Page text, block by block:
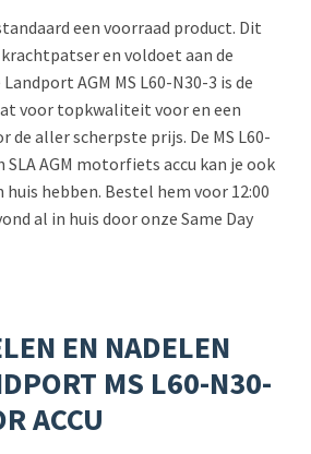
een voorraad product. Dit
en voldoet aan de
AGM MS L60-N30-3 is de
voor topkwaliteit voor en een
de aller scherpste prijs. De MS L60-
SLA AGM motorfiets accu kan je ook
huis hebben. Bestel hem voor 12:00
al in huis door onze Same Day
EN NADELEN
MS L60-N30-
ACCU